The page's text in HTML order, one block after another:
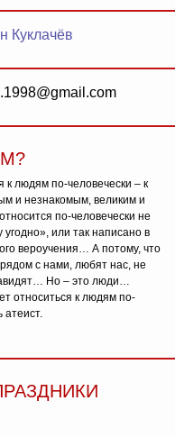
Куклачёв
людям по-человечески – к
и незнакомым, великим и
по-человечески не
угодно», или так написано в
вероучения… А потому, что
с нами, любят нас, не
Но – это люди…
относиться к людям по-
атеист.